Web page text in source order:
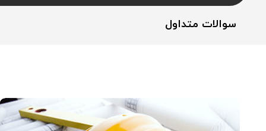
سوالات متداول